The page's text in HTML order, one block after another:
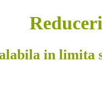
in limita